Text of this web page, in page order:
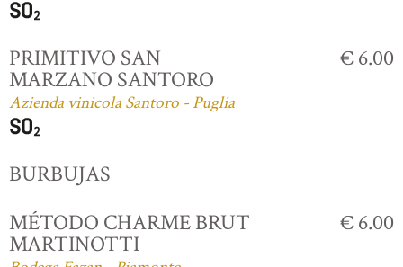
PRIMITIVO SAN
MARZANO SANTORO
Azienda vinicola Santoro - Puglia
€ 6.00
BURBUJAS
MÉTODO CHARME BRUT
MARTINOTTI
€ 6.00